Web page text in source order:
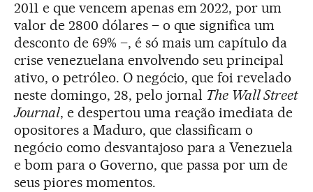
2011 e que vencem apenas em 2022, por um
valor de 2800 dólares – o que significa um
desconto de 69% –, é só mais um capítulo da
crise venezuelana envolvendo seu principal
ativo, o petróleo. O negócio, que foi revelado
neste domingo, 28, pelo jornal The Wall Street
Journal, e despertou uma reação imediata de
opositores a Maduro, que classificam o
negócio como desvantajoso para a Venezuela
e bom para o Governo, que passa por um de
seus piores momentos.